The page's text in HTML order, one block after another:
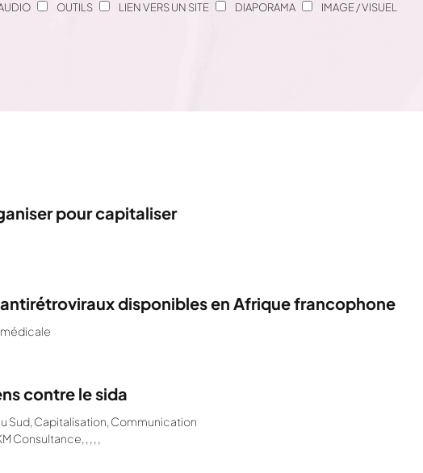
OUTILS LIEN VERS UN SITE DIAPORAMA IMAGE / VISUEL
pour capitaliser
disponibles en Afrique francophone
contre le sida
Sud, Capitalisation, Communication
Consultance, , , , ,